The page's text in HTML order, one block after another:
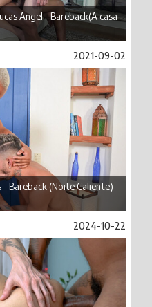
Angel - Bareback(A casa
2021-09-02
- Bareback (Noite Caliente) -
2024-10-22